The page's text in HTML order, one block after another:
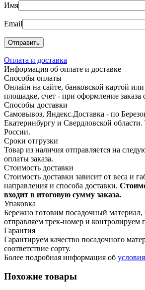
Имя
Email
Оплата и доставка
Информация об оплате и доставке
Способы оплаты
Онлайн на сайте, банковской картой
площадке, счет - при оформление заказа
Способы доставки
Самовывоз, Яндекс.Доставка - по
Екатеринбургу и Свердловской
России.
Сроки отгрузки
Товар из наличия отправляется на
оплаты заказа.
Стоимость доставки
Стоимость доставки зависит от веса и
направления и способа доставки.
входит в итоговую сумму заказа.
Упаковка
Бережно готовим посадочный материал,
отправляем трек-номер и контролируем
Гарантия
Гарантируем качество посадочного
соответствие сорту.
Более подробная информация об
Похожие товары